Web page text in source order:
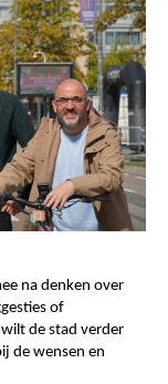
na denken over
of
de stad verder
de wensen en